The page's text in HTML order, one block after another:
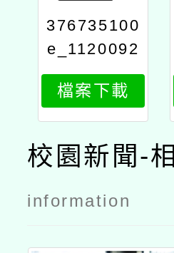
376735100
e_1120092
851_attach
1
檔案下載
校園新聞-
information